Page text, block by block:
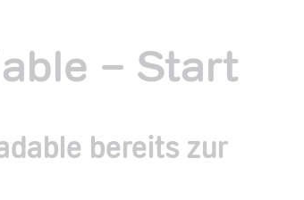
- Start
bereits zur